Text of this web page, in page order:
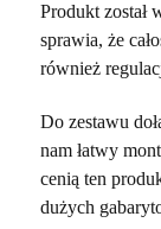
Produkt został
sprawia, że
również
Do zestawu
nam łatwy
cenią ten
dużych